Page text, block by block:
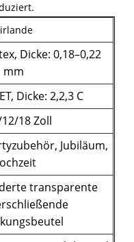
Dicke: 0,18–0,22
mm
Dicke: 2,2,3 C
18 Zoll
Jubiläum,
transparente